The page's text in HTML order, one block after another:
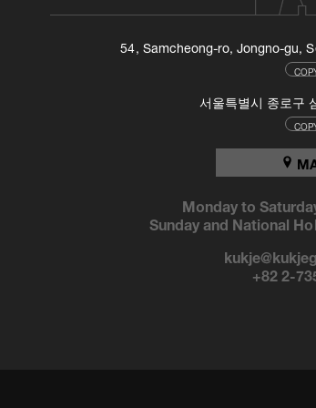
54, Samcheong-ro, Jongno-gu,
서울특별시 종로구
Monday to
Sunday and National
+82 2-